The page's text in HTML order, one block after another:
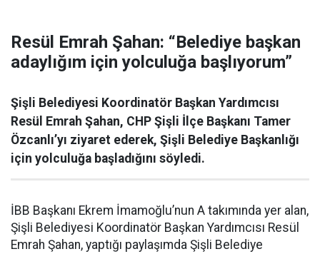
Resül Emrah Şahan: “Belediye başkan
adaylığım için yolculuğa başlıyorum”
Şişli Belediyesi Koordinatör Başkan Yardımcısı
Resül Emrah Şahan, CHP Şişli İlçe Başkanı Tamer
Özcanlı’yı ziyaret ederek, Şişli Belediye Başkanlığı
için yolculuğa başladığını söyledi.
İBB Başkanı Ekrem İmamoğlu’nun A takımında yer alan,
Şişli Belediyesi Koordinatör Başkan Yardımcısı Resül
Emrah Şahan, yaptığı paylaşımda Şişli Belediye